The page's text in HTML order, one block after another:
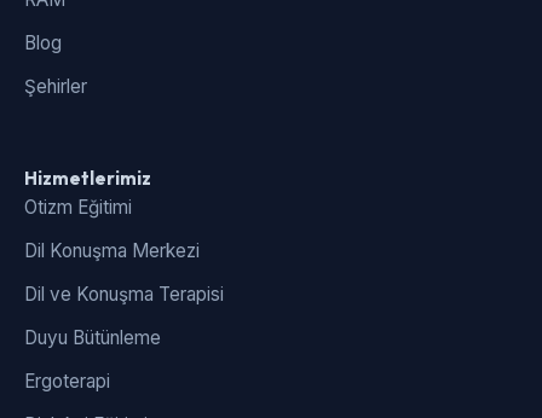
Blog
Şehirler
Hizmetlerimiz
Otizm Eğitimi
Dil Konuşma Merkezi
Dil ve Konuşma Terapisi
Duyu Bütünleme
Ergoterapi